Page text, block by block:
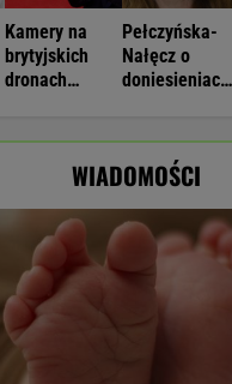
Kamery na
brytyjskich
dronach
Pełczyńska-
Nałęcz o
doniesieniach
WIADOMOŚCI